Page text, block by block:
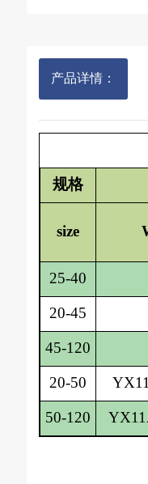
产品详情：
规格
size
25-40
20-45
45-120
20-50
50-120